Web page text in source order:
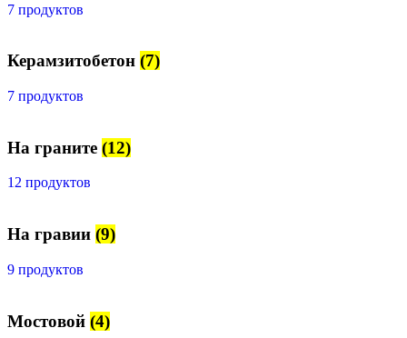
7 продуктов
Керамзитобетон (7)
7 продуктов
На граните (12)
12 продуктов
На гравии (9)
9 продуктов
Мостовой (4)